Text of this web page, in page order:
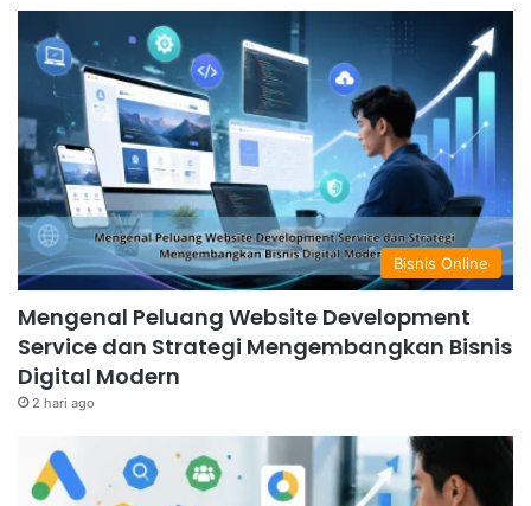
Bisnis Online
Mengenal Peluang Website Development
Service dan Strategi Mengembangkan Bisnis
Digital Modern
2 hari ago